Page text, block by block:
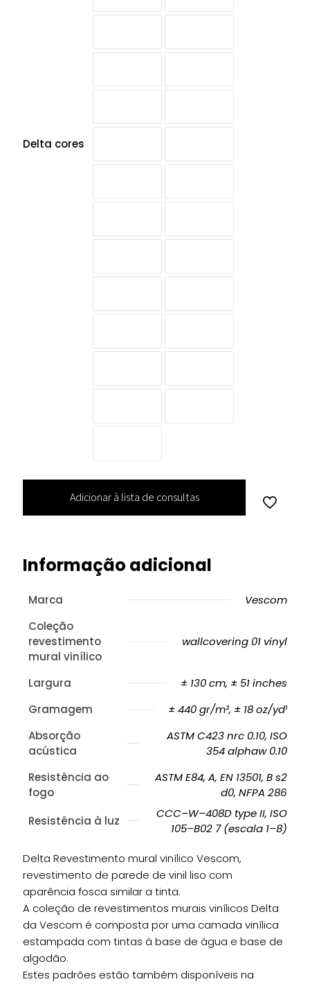
Delta cores
Adicionar à lista de consultas
Informação adicional
Marca
Vescom
Coleção
revestimento
mural vinílico
wallcovering 01 vinyl
Largura
± 130 cm, ± 51 inches
Gramagem
± 440 gr/m², ± 18 oz/yd¹
Absorção
acústica
ASTM C423 nrc 0.10, ISO
354 alphaw 0.10
Resistência ao
fogo
ASTM E84, A, EN 13501, B s2
d0, NFPA 286
Resistência à luz
CCC–W–408D type II, ISO
105–B02 7 (escala 1–8)
Delta Revestimento mural vinílico Vescom,
revestimento de parede de vinil liso com
aparência fosca similar a tinta.
A coleção de revestimentos murais vinílicos Delta
da Vescom é composta por uma camada vinílica
estampada com tintas à base de água e base de
algodão.
Estes padrões estão também disponíveis na